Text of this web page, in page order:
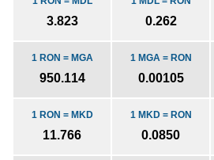
0.262
3.823
1 MGA = RON
0.00105
1 RON = MGA
950.114
1 MKD = RON
0.0850
1 RON = MKD
11.766